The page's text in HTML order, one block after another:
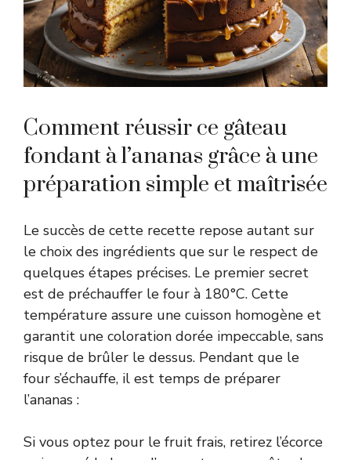
Comment réussir ce gâteau
fondant à l’ananas grâce à une
préparation simple et maîtrisée
Le succès de cette recette repose autant sur
le choix des ingrédients que sur le respect de
quelques étapes précises. Le premier secret
est de préchauffer le four à 180°C. Cette
température assure une cuisson homogène et
garantit une coloration dorée impeccable, sans
risque de brûler le dessus. Pendant que le
four s’échauffe, il est temps de préparer
l’ananas :
Si vous optez pour le fruit frais, retirez l’écorce